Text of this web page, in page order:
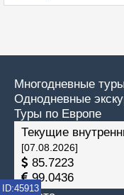
Многодневные
Однодневные
Туры по Европе
Текущие
[07.08.2026]
85.7223
99.0436
ID:45913